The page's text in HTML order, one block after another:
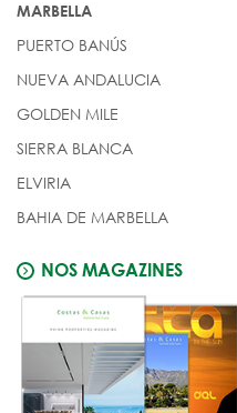
MARBELLA
PUERTO BANÚS
NUEVA ANDALUCIA
GOLDEN MILE
SIERRA BLANCA
ELVIRIA
BAHIA DE MARBELLA
NOS MAGAZINES